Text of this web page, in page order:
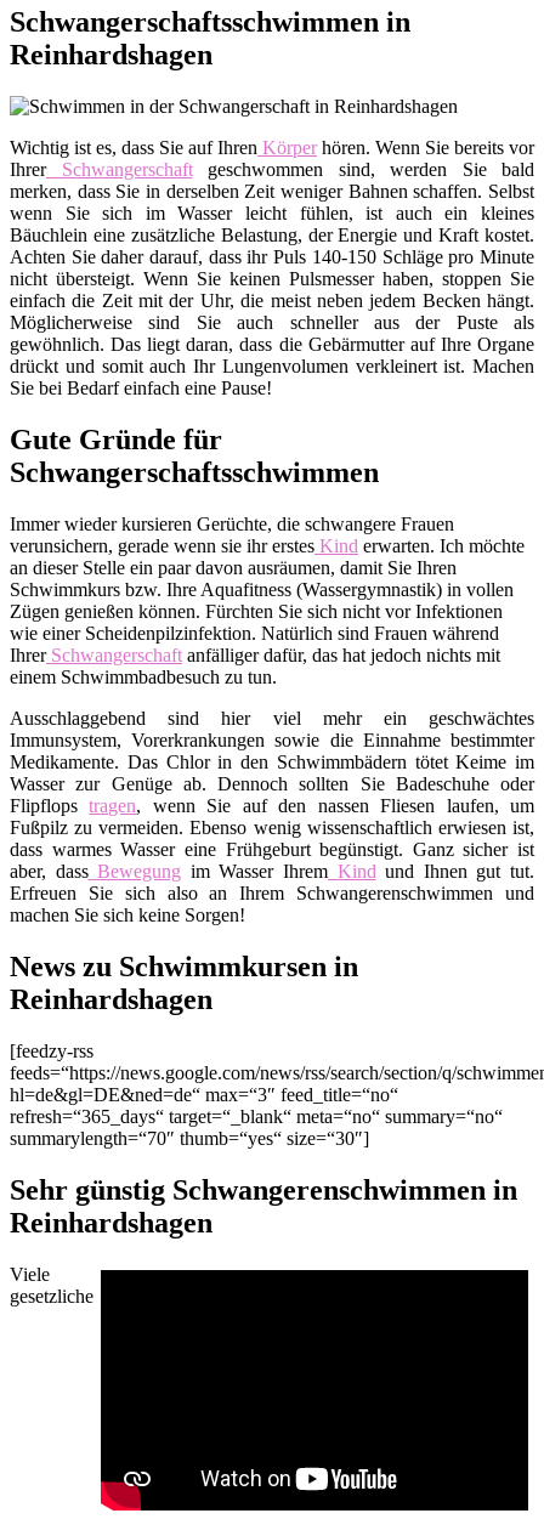
Schwangerschaftsschwimmen in
Reinhardshagen
Wichtig ist es, dass Sie auf Ihren Körperhören. Wenn Sie bereits vor
IhrerSchwangerschaftgeschwommen sind, werden Sie bald
merken, dass Sie in derselben Zeit weniger Bahnen schaffen. Selbst
wenn Sie sich im Wasser leicht fühlen, ist auch ein kleines
Bäuchlein eine zusätzliche Belastung, der Energie und Kraft kostet.
Achten Sie daher darauf, dass ihr Puls 140-150 Schläge pro Minute
nicht übersteigt. Wenn Sie keinen Pulsmesser haben, stoppen Sie
einfach die Zeit mit der Uhr, die meist neben jedem Becken hängt.
Möglicherweise sind Sie auch schneller aus der Puste als
gewöhnlich. Das liegt daran, dass die Gebärmutter auf Ihre Organe
drückt und somit auch Ihr Lungenvolumen verkleinert ist. Machen
Sie bei Bedarf einfach eine Pause!
Gute Gründe für
Schwangerschaftsschwimmen
Immer wieder kursieren Gerüchte, die schwangere Frauen
verunsichern, gerade wenn sie ihr erstes Kind erwarten. Ich möchte
an dieser Stelle ein paar davon ausräumen, damit Sie Ihren
Schwimmkurs bzw. Ihre Aquafitness (Wassergymnastik) in vollen
Zügen genießen können. Fürchten Sie sich nicht vor Infektionen
wie einer Scheidenpilzinfektion. Natürlich sind Frauen während
IhrerSchwangerschaft anfälliger dafür, das hat jedoch nichts mit
einem Schwimmbadbesuch zu tun.
Ausschlaggebend sind hier viel mehr ein geschwächtes
Immunsystem, Vorerkrankungen sowie die Einnahme bestimmter
Medikamente. Das Chlor in den Schwimmbädern tötet Keime im
Wasser zur Genüge ab. Dennoch sollten Sie Badeschuhe oder
Flipflopstragen, wenn Sie auf den nassen Fliesen laufen, um
Fußpilz zu vermeiden. Ebenso wenig wissenschaftlich erwiesen ist,
dass warmes Wasser eine Frühgeburt begünstigt. Ganz sicher ist
aber, dassBewegung im Wasser Ihrem Kind und Ihnen gut tut.
Erfreuen Sie sich also an Ihrem Schwangerenschwimmen und
machen Sie sich keine Sorgen!
News zu Schwimmkursen in
Reinhardshagen
[feedzy-rss
feeds=“https://news.google.com/news/rss/search/section/q/
hl=de&gl=DE&ned=de“ max=“3″ feed_title=“no“
refresh=“365_days“ target=“_blank“ meta=“no“ summary=“no“
summarylength=“70″ thumb=“yes“ size=“30″]
Sehr günstig Schwangerenschwimmen in
Reinhardshagen
Viele
gesetzliche